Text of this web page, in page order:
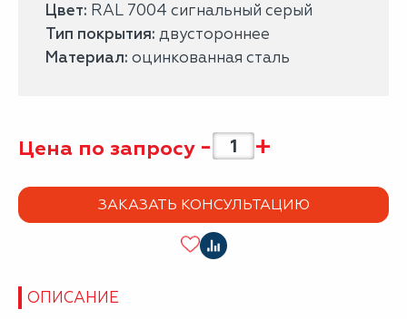
Цвет: RAL 7004 сигнальный серый
Тип покрытия: двустороннее
Материал: оцинкованная сталь
Цена по запросу - +
ЗАКАЗАТЬ КОНСУЛЬТАЦИЮ
ОПИСАНИЕ